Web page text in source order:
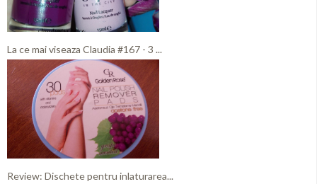
La ce mai viseaza Claudia #167 - 3 ...
Review: Dischete pentru inlaturarea...